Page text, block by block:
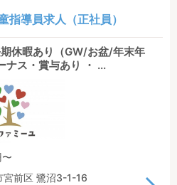
指導員求人（正社員）
休暇あり（GW/お盆/年末年
ナス・賞与あり ・ ...
宮前区 鷺沼3-1-16